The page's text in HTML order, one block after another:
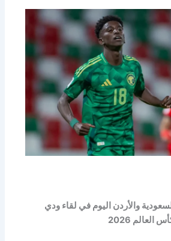
والأردن اليوم في لقاء ودي
2026